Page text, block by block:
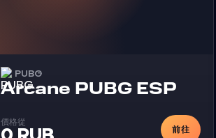
PUBG
Arcane PUBG ESP
價格從
前往